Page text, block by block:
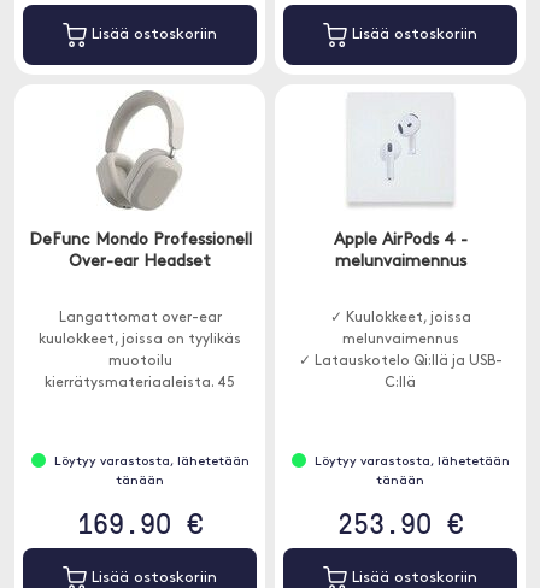
Lisää ostoskoriin Lisää ostoskoriin
DeFunc Mondo Professionell
Over-ear Headset
Langattomat over-ear
kuulokkeet, joissa on tyylikäs
muotoilu
kierrätysmateriaaleista. 45
Löytyy varastosta, lähetetään
tänään
169.90 €
Lisää ostoskoriin
Apple AirPods 4 -
melunvaimennus
✓ Kuulokkeet, joissa
melunvaimennus
✓ Latauskotelo Qi:llä ja USB-
C:llä
Löytyy varastosta, lähetetään
tänään
253.90 €
Lisää ostoskoriin